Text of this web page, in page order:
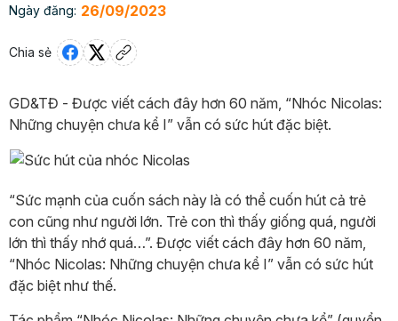
Ngày đăng: 26/09/2023
Chia sẻ
GD&TĐ - Được viết cách đây hơn 60 năm, “Nhóc Nicolas:
Những chuyện chưa kể I” vẫn có sức hút đặc biệt.
“Sức mạnh của cuốn sách này là có thể cuốn hút cả trẻ
con cũng như người lớn. Trẻ con thì thấy giống quá, người
lớn thì thấy nhớ quá…”. Được viết cách đây hơn 60 năm,
“Nhóc Nicolas: Những chuyện chưa kể I” vẫn có sức hút
đặc biệt như thế.